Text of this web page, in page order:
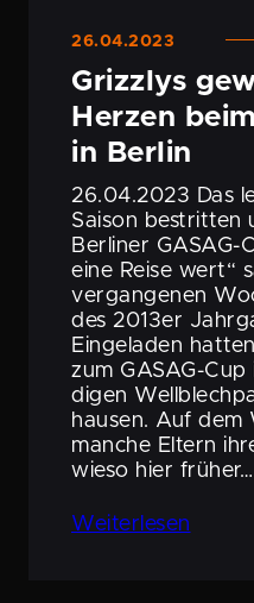
26.04.2023
Grizzlys
Herzen
in Berlin
26.04.2023 Das
Saison bestritten
Berliner GASAG-
eine Reise wert“
vergan­genen
des 2013er
Einge­laden
zum GASAG-
digen
hausen. Auf dem
manche Eltern
wieso hier früher…
Weiterlesen